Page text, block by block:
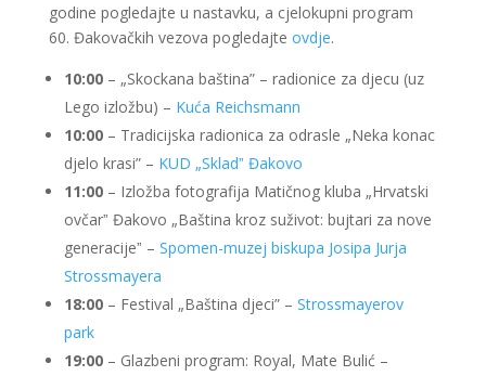
godine pogledajte u nastavku, a cjelokupni program
60. Đakovačkih vezova pogledajte ovdje.
10:00 – „Skockana baština” – radionice za djecu (uz
Lego izložbu) – Kuća Reichsmann
10:00– Tradicijska radionica za odrasle „Neka konac
djelo krasi” – KUD „Skladˮ Đakovo
11:00– Izložba fotografija Matičnog kluba „Hrvatski
ovčarˮ Đakovo „Baština kroz suživot: bujtari za nove
generacijeˮ – Spomen-muzej biskupa Josipa Jurja
Strossmayera
18:00 – Festival „Baština djeci” – Strossmayerov
park
19:00 – Glazbeni program: Royal, Mate Bulić –